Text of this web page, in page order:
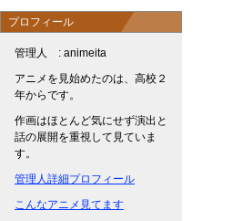
プロフィール
管理人 : animeita
アニメを見始めたのは、高校２
年からです。
作画はほとんど気にせず演出と
話の展開を重視して見ていま
す。
管理人詳細プロフィール
こんなアニメ見てます